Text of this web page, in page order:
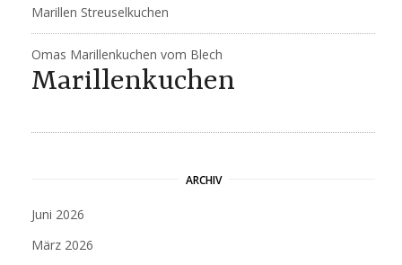
Marillen Streuselkuchen
Omas Marillenkuchen vom Blech
Marillenkuchen
ARCHIV
Juni 2026
März 2026